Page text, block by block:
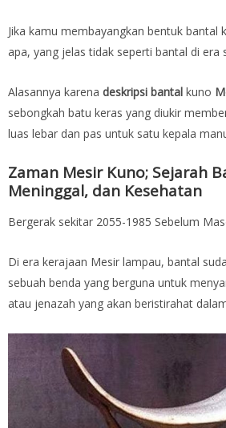
Jika kamu membayangkan bentuk bantal
apa, yang jelas tidak seperti bantal di era
Alasannya karena deskripsi bantal kuno
sebongkah batu keras yang diukir
luas lebar dan pas untuk satu kepala
Zaman Mesir Kuno; Sejarah
Meninggal, dan Kesehatan
Bergerak sekitar 2055-1985 Sebelum
Di era kerajaan Mesir lampau, bantal
sebuah benda yang berguna untuk
atau jenazah yang akan beristirahat